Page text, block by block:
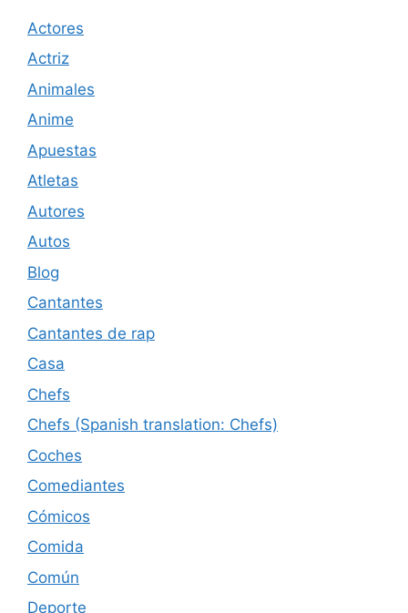
Actores
Actriz
Animales
Anime
Apuestas
Atletas
Autores
Autos
Blog
Cantantes
Cantantes de rap
Casa
Chefs
Chefs (Spanish translation: Chefs)
Coches
Comediantes
Cómicos
Comida
Común
Deporte